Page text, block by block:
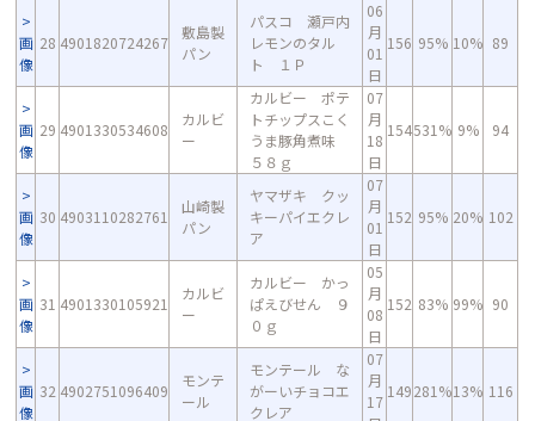
画
像
28 4901820724267
敷島製
パン
パスコ 瀬戸内
レモンのタル
ト １Ｐ
06
月
01
日
156 95% 10% 89
画
像
29 4901330534608
カルビ
ー
カルビー ポテ
トチップスこく
うま豚角煮味
５８ｇ
07
月
18
日
154531% 9% 94
画
像
30 4903110282761
山崎製
パン
ヤマザキ クッ
キーパイエクレ
ア
07
月
01
日
152 95% 20% 102
画
像
31 4901330105921
カルビ
ー
カルビー かっ
ぱえびせん ９
０ｇ
05
月
08
日
152 83% 99% 90
画
像
32 4902751096409
モンテ
ール
モンテール な
がーいチョコエ
クレア
07
月
17
149281%13% 116